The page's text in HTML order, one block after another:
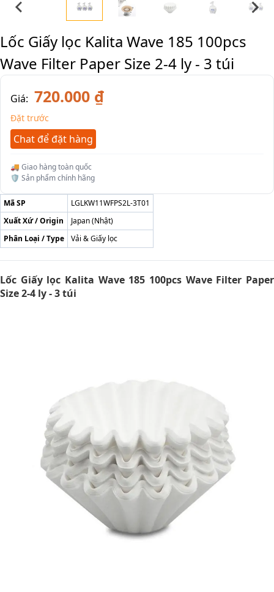
Lốc Giấy lọc Kalita Wave 185 100pcs
Wave Filter Paper Size 2-4 ly - 3 túi
Giá: 720.000 ₫
Đặt trước
Chat để đặt hàng
🚚 Giao hàng toàn quốc
🛡️ Sản phẩm chính hãng
Mã SP
LGLKW11WFPS2L-3T01
Xuất Xứ / Origin
Japan (Nhật)
Phân Loại / Type
Vải & Giấy lọc
Lốc Giấy lọc Kalita Wave 185 100pcs Wave Filter Paper
Size 2-4 ly - 3 túi